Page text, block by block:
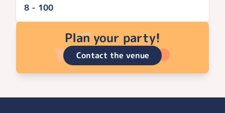
8 - 100
Plan your party!
Contact the venue